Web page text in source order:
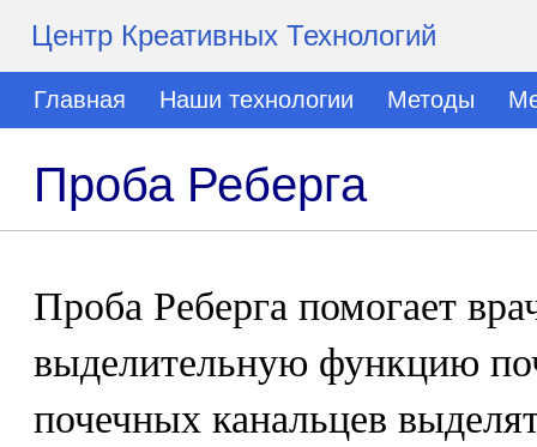
Центр Креативных Технологий
Главная Наши технологии Методы
Проба Реберга
Проба Реберга помогает
выделительную функцию
почечных канальцев